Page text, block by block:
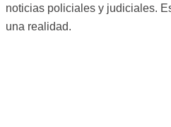
noticias policiales y judiciales.
una realidad.